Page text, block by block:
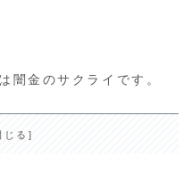
金のサクライです。